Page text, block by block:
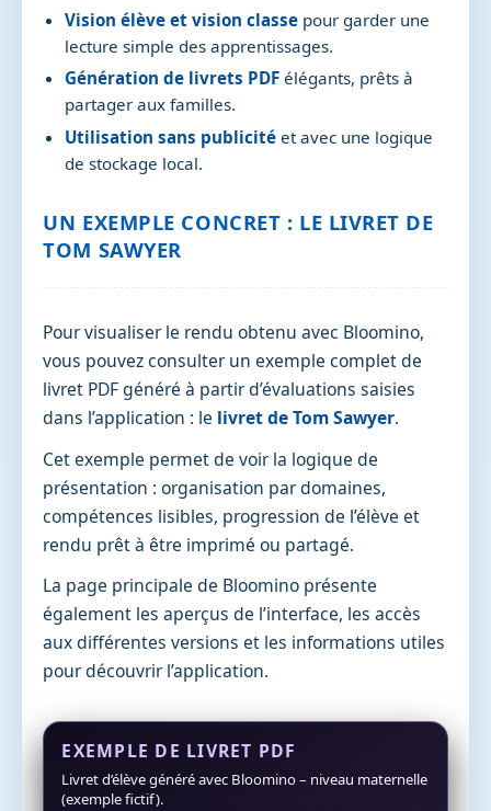
Vision élève et vision classepour garder une
lecture simple des apprentissages.
Génération de livrets PDFélégants, prêts à
partager aux familles.
Utilisation sans publicitéet avec une logique
de stockage local.
UN EXEMPLE CONCRET : LE LIVRET DE
TOM SAWYER
Pour visualiser le rendu obtenu avec Bloomino,
vous pouvez consulter un exemple complet de
livret PDF généré à partir d’évaluations saisies
dans l’application : le livret de Tom Sawyer.
Cet exemple permet de voir la logique de
présentation : organisation par domaines,
compétences lisibles, progression de l’élève et
rendu prêt à être imprimé ou partagé.
La page principale de Bloomino présente
également les aperçus de l’interface, les accès
aux différentes versions et les informations utiles
pour découvrir l’application.
EXEMPLE DE LIVRET PDF
Livret d’élève généré avec Bloomino – niveau maternelle
(exemple fictif).